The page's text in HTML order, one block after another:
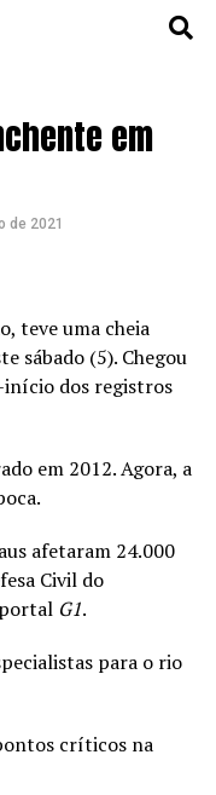
em
de 2021
teve uma cheia
sábado (5). Chegou
dos registros
em 2012. Agora, a
afetaram 24.000
Civil do
G1.
para o rio
críticos na